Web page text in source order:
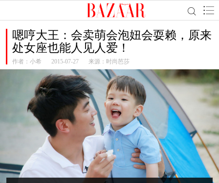
嗯哼大王：会卖萌会泡妞会耍赖，原来
处女座也能人见人爱！
作者： 小希 2015-07-27 来源：时尚芭莎